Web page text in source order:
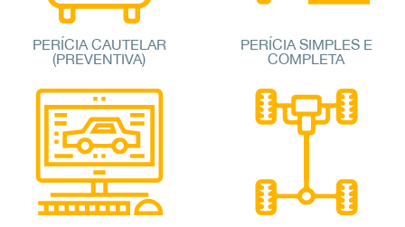
PERÍCIA CAUTELAR
(PREVENTIVA)
PERÍCIA SIMPLES E
COMPLETA